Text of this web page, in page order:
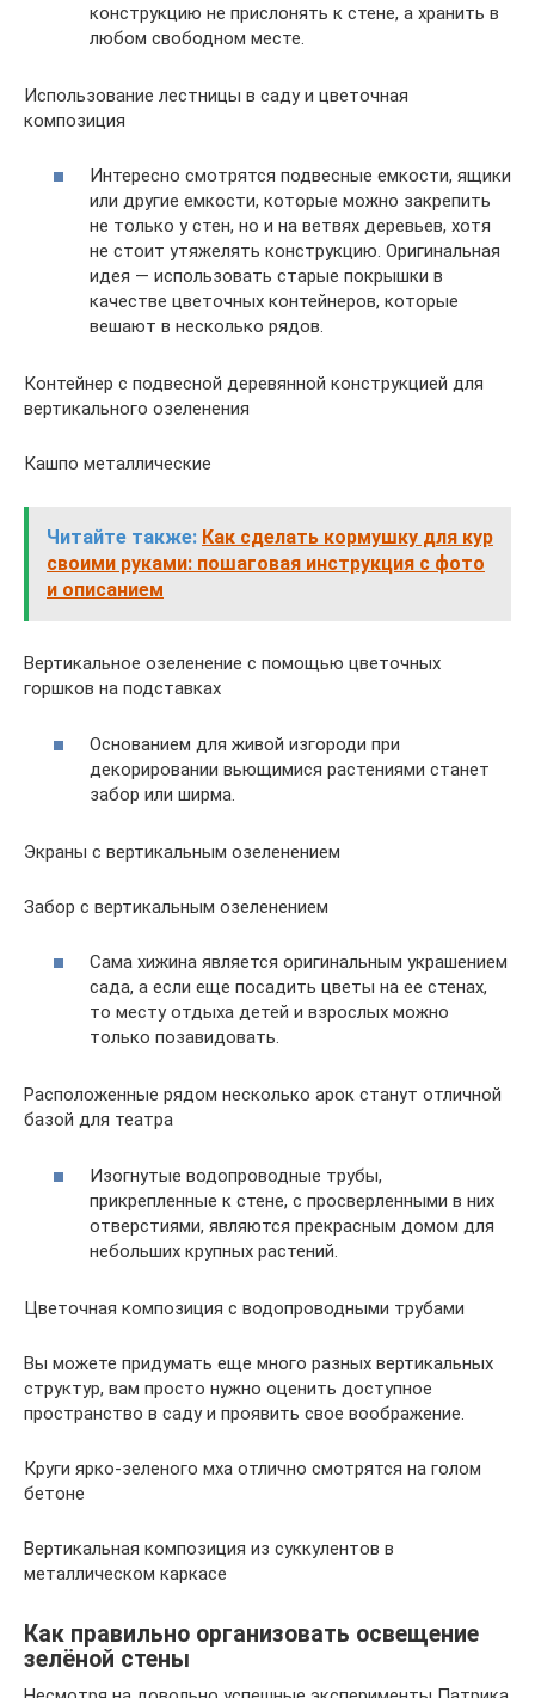
конструкцию не прислонять к стене, а хранить в
любом свободном месте.
Использование лестницы в саду и цветочная
композиция
Интересно смотрятся подвесные емкости, ящики
или другие емкости, которые можно закрепить
не только у стен, но и на ветвях деревьев, хотя
не стоит утяжелять конструкцию. Оригинальная
идея — использовать старые покрышки в
качестве цветочных контейнеров, которые
вешают в несколько рядов.
Контейнер с подвесной деревянной конструкцией для
вертикального озеленения
Кашпо металлические
Читайте также: Как сделать кормушку для кур
своими руками: пошаговая инструкция с фото
и описанием
Вертикальное озеленение с помощью цветочных
горшков на подставках
Основанием для живой изгороди при
декорировании вьющимися растениями станет
забор или ширма.
Экраны с вертикальным озеленением
Забор с вертикальным озеленением
Сама хижина является оригинальным украшением
сада, а если еще посадить цветы на ее стенах,
то месту отдыха детей и взрослых можно
только позавидовать.
Расположенные рядом несколько арок станут отличной
базой для театра
Изогнутые водопроводные трубы,
прикрепленные к стене, с просверленными в них
отверстиями, являются прекрасным домом для
небольших крупных растений.
Цветочная композиция с водопроводными трубами
Вы можете придумать еще много разных вертикальных
структур, вам просто нужно оценить доступное
пространство в саду и проявить свое воображение.
Круги ярко-зеленого мха отлично смотрятся на голом
бетоне
Вертикальная композиция из суккулентов в
металлическом каркасе
Как правильно организовать освещение
зелёной стены